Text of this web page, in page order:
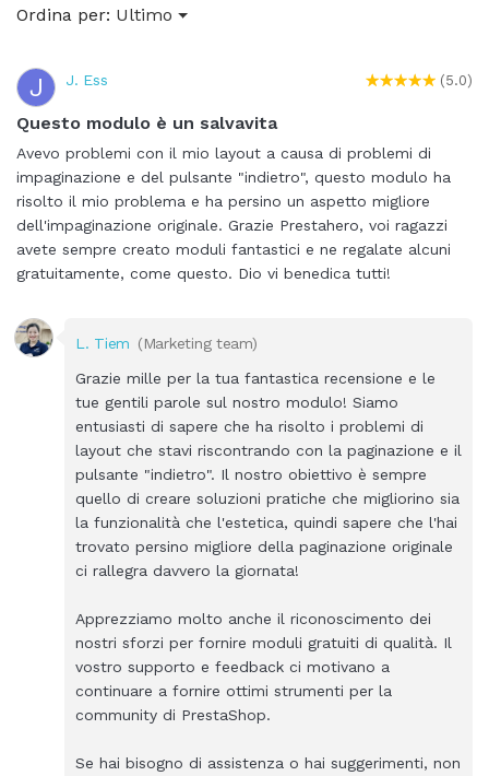
Ordina per: Ultimo
J J. Ess (5.0)
Questo modulo è un salvavita
Avevo problemi con il mio layout a causa di problemi di
impaginazione e del pulsante "indietro", questo modulo ha
risolto il mio problema e ha persino un aspetto migliore
dell'impaginazione originale. Grazie Prestahero, voi ragazzi
avete sempre creato moduli fantastici e ne regalate alcuni
gratuitamente, come questo. Dio vi benedica tutti!
L. Tiem (Marketing team)
Grazie mille per la tua fantastica recensione e le
tue gentili parole sul nostro modulo! Siamo
entusiasti di sapere che ha risolto i problemi di
layout che stavi riscontrando con la paginazione e il
pulsante "indietro". Il nostro obiettivo è sempre
quello di creare soluzioni pratiche che migliorino sia
la funzionalità che l'estetica, quindi sapere che l'hai
trovato persino migliore della paginazione originale
ci rallegra davvero la giornata!
Apprezziamo molto anche il riconoscimento dei
nostri sforzi per fornire moduli gratuiti di qualità. Il
vostro supporto e feedback ci motivano a
continuare a fornire ottimi strumenti per la
community di PrestaShop.
Se hai bisogno di assistenza o hai suggerimenti, non